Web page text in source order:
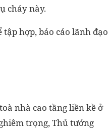
cháy này.
hợp, báo cáo lãnh đạo
nhà cao tầng liền kề ở
trọng, Thủ tướng